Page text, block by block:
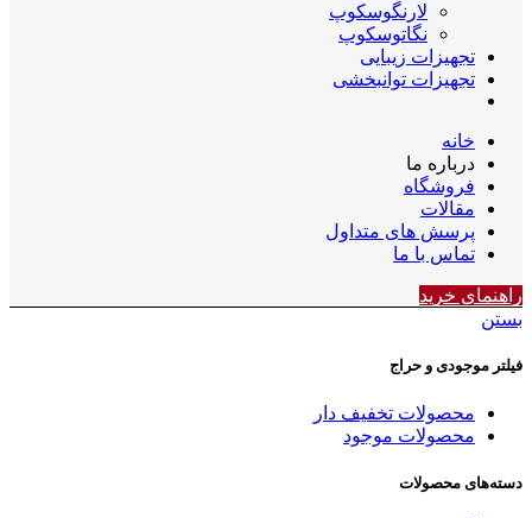
لارنگوسکوپ
نگاتوسکوپ
تجهیزات زیبایی
تجهیزات توانبخشی
خانه
درباره ما
فروشگاه
مقالات
پرسش های متداول
تماس با ما
راهنمای خرید
بستن
فیلتر موجودی و حراج
محصولات تخفیف دار
محصولات موجود
دسته‌های محصولات